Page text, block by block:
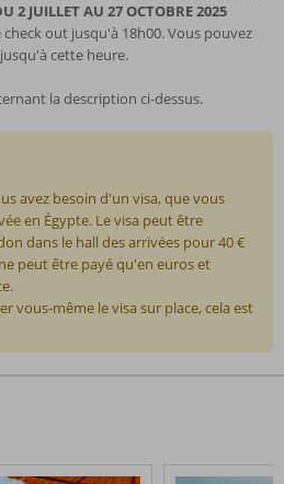
2 JUILLET AU 27 OCTOBRE 2025
out jusqu'à 18h00. Vous pouvez
cette heure.
la description ci-dessus.
avez besoin d'un visa, que vous
en Égypte. Le visa peut être
dans le hall des arrivées pour 40 €
peut être payé qu'en euros et
vous-même le visa sur place, cela est